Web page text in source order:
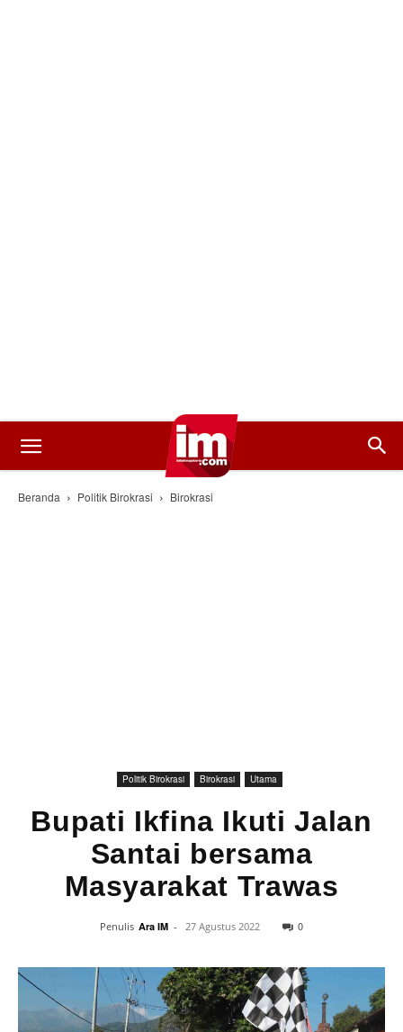
Beranda Politik Birokrasi Birokrasi
Politik Birokrasi Birokrasi Utama
Bupati Ikfina Ikuti Jalan
Santai bersama
Masyarakat Trawas
Penulis Ara IM - 27 Agustus 2022 0